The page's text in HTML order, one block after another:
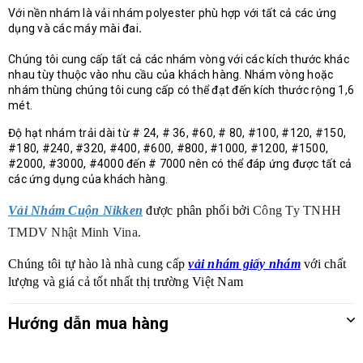
Với nền nhám là vải nhám polyester phù hợp với tất cả các ứng
dụng và các máy mài đai.
Chúng tôi cung cấp tất cả các nhám vòng với các kích thước khác
nhau tùy thuộc vào nhu cầu của khách hàng. Nhám vòng hoặc
nhám thùng chúng tôi cung cấp có thể đạt đến kích thước rộng 1,6
mét.
Độ hạt nhám trải dài từ # 24, # 36, #60, # 80, #100, #120, #150,
#180, #240, #320, #400, #600, #800, #1000, #1200, #1500,
#2000, #3000, #4000 đến # 7000 nên có thể đáp ứng được tất cả
các ứng dụng của khách hàng.
Vải Nhám Cuộn Nikken được phân phối bởi Công Ty TNHH
TMDV Nhật Minh Vina.
Chúng tôi tự hào là nhà cung cấpvải nhám giấy nhám với chất
lượng và giá cả tốt nhất thị trường Việt Nam
Hướng dẫn mua hàng